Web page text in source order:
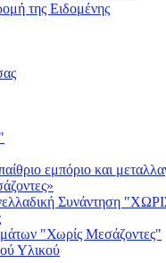
της Ειδομένης
εμπόριο και
Συνάντηση
"Χωρίς Μεσάζοντες"
Υλικού